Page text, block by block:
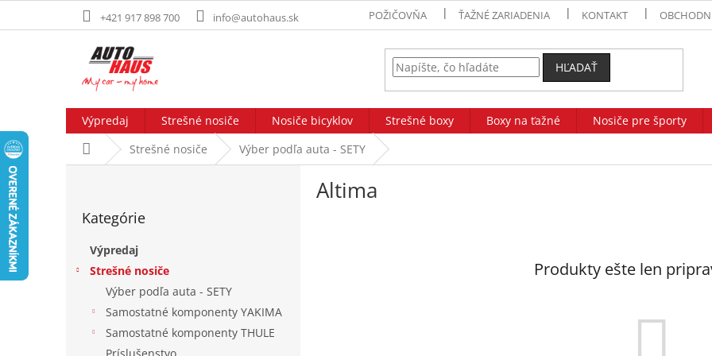
+421 917 898 700 info@autohaus.sk POŽIČOVŇA ŤAŽNÉ ZARIADENIA KONTAKT
HĽADAŤ
Výpredaj Strešné nosiče Nosiče bicyklov Strešné boxy Boxy na ťažné Nosiče pre športy
DomovStrešné nosiče Výber podľa auta - SETY
kategórie
Kategórie
Výpredaj
Strešné nosiče
Výber podľa auta - SETY
Samostatné komponenty YAKIMA
Samostatné komponenty THULE
Altima
Produkty ešte len